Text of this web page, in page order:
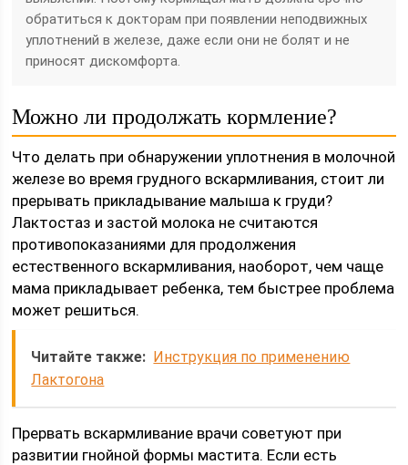
обратиться к докторам при появлении неподвижных
уплотнений в железе, даже если они не болят и не
приносят дискомфорта.
Можно ли продолжать кормление?
Что делать при обнаружении уплотнения в молочной
железе во время грудного вскармливания, стоит ли
прерывать прикладывание малыша к груди?
Лактостаз и застой молока не считаются
противопоказаниями для продолжения
естественного вскармливания, наоборот, чем чаще
мама прикладывает ребенка, тем быстрее проблема
может решиться.
Читайте также: Инструкция по применению
Лактогона
Прервать вскармливание врачи советуют при
развитии гнойной формы мастита. Если есть